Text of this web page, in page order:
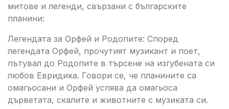
митове и легенди, свързани с българските
планини:
Легендата за Орфей и Родопите: Според
легендата Орфей, прочутият музикант и поет,
пътувал до Родопите в търсене на изгубената си
любов Евридика. Говори се, че планините са
омагьосани и Орфей успява да омагьоса
дърветата, скалите и животните с музиката си.